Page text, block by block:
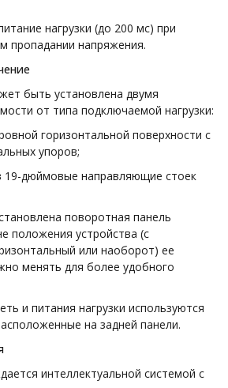
нагрузки (до 200 мс) при
пропадании напряжения.
быть установлена двумя
от типа подключаемой нагрузки:
горизонтальной поверхности с
упоров;
19-дюймовые направляющие стоек
поворотная панель
положения устройства (с
или наоборот) ее
менять для более удобного
и питания нагрузки используются
на задней панели.
интеллектуальной системой с